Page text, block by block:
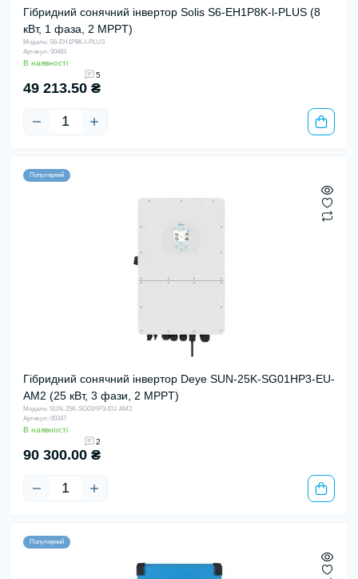
Гібридний сонячний інвертор Solis S6-EH1P8K-l-PLUS (8
кВт, 1 фаза, 2 MPPT)
Модель: S6-EH1P8K-l-PLUS
Артикул: 00493
В наявності
5
49 213.50 ₴
Популярний
Гібридний сонячний інвертор Deye SUN-25K-SG01HP3-EU-
AM2 (25 кВт, 3 фази, 2 MPPT)
Модель: SUN-25K-SG01HP3-EU-AM2
Артикул: 00347
В наявності
2
90 300.00 ₴
Популярний